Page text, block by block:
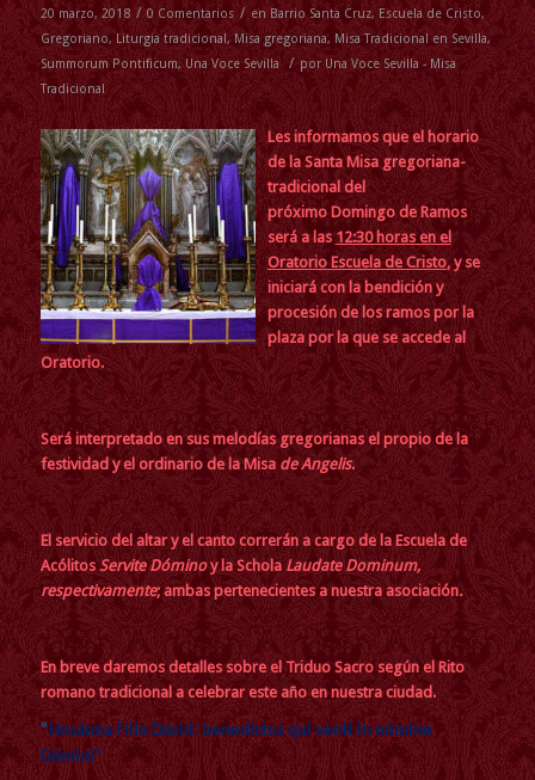
20 marzo, 2018 / 0 Comentarios / en Barrio Santa Cruz, Escuela de Cristo,
Gregoriano, Liturgia tradicional, Misa gregoriana, Misa Tradicional en Sevilla,
Summorum Pontificum, Una Voce Sevilla / por Una Voce Sevilla - Misa
Tradicional
Les informamos que el horario
de la Santa Misa gregoriana-
tradicional del
próximo Domingo de Ramos
será a las 12:30 horas en el
Oratorio Escuela de Cristo, y se
iniciará con la bendición y
procesión de los ramos por la
plaza por la que se accede al
Oratorio.
Será interpretado en sus melodías gregorianas el propio de la
festividad y el ordinario de la Misa de Angelis.
El servicio del altar y el canto correrán a cargo de la Escuela de
Acólitos Servite Dóminoy la ScholaLaudate Dominum,
respectivamente; ambas pertenecientes a nuestra asociación.
En breve daremos detalles sobre el Triduo Sacro según el Rito
romano tradicional a celebrar este año en nuestra ciudad.
“Hosánna Fílio David: benedictus qui venit in nómine
Dómini”